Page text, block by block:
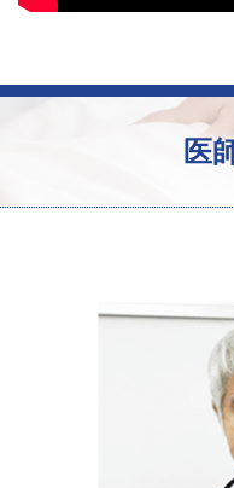
医